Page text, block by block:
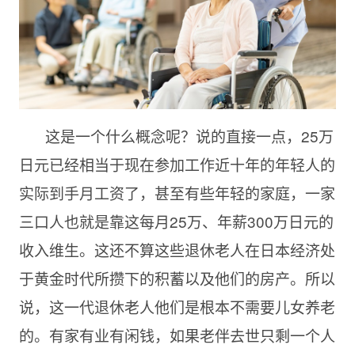
这是一个什么概念呢？说的直接一点，25万
日元已经相当于现在参加工作近十年的年轻人的
实际到手月工资了，甚至有些年轻的家庭，一家
三口人也就是靠这每月25万、年薪300万日元的
收入维生。这还不算这些退休老人在日本经济处
于黄金时代所攒下的积蓄以及他们的房产。所以
说，这一代退休老人他们是根本不需要儿女养老
的。有家有业有闲钱，如果老伴去世只剩一个人